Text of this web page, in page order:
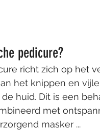
pedicure?
richt zich op het
het knippen en
huid. Dit is een
met
masker ...